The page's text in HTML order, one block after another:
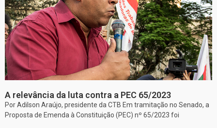
A relevância da luta contra a PEC 65/2023
Por Adilson Araújo, presidente da CTB Em tramitação no Senado, a
Proposta de Emenda à Constituição (PEC) nº 65/2023 foi